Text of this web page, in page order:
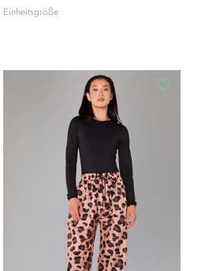
Einheitsgröße